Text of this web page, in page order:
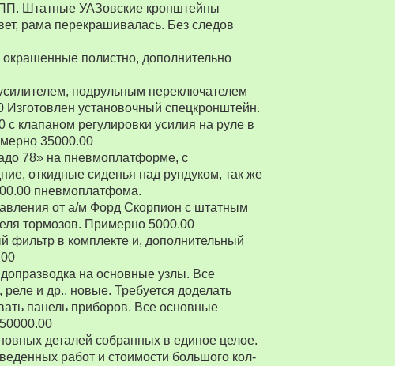
Штатные УАЗовские кронштейны
рама перекрашивалась. Без следов
полистно, дополнительно
подрульным переключателем
установочный спецкронштейн.
клапаном регулировки усилия на руле в
35000.00
78» на пневмоплатформе, с
откидные сиденья над рундуком, так же
пневмоплатфома.
от а/м Форд Скорпион с штатным
тормозов. Примерно 5000.00
в комплекте и, дополнительный
на основные узлы. Все
и др., новые. Требуется доделать
панель приборов. Все основные
деталей собранных в единое целое.
работ и стоимости большого кол-